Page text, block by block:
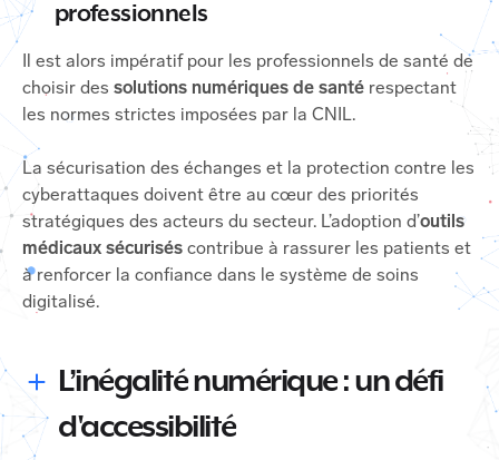
professionnels
Il est alors impératif pour les professionnels de santé de
choisir des solutions numériques de santé respectant
les normes strictes imposées par la CNIL.
La sécurisation des échanges et la protection contre les
cyberattaques doivent être au cœur des priorités
stratégiques des acteurs du secteur. L’adoption d’outils
médicaux sécurisés contribue à rassurer les patients et
à renforcer la confiance dans le système de soins
digitalisé.
L’inégalité numérique : un défi
d'accessibilité